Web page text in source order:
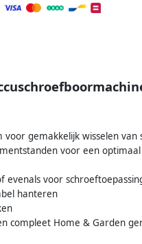
gemakkelijk wisselen van
voor een
voor
hanteren
compleet Home & Garden